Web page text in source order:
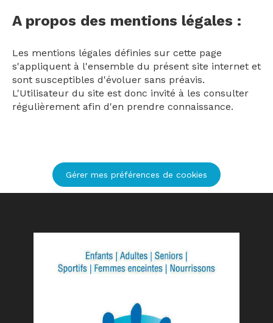
A propos des mentions légales :
Les mentions légales définies sur cette page
s'appliquent à l'ensemble du présent site internet et
sont susceptibles d'évoluer sans préavis.
L'Utilisateur du site est donc invité à les consulter
régulièrement afin d'en prendre connaissance.
Gérer mes préférences de cookies